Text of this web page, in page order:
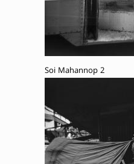
Soi Mahannop 2